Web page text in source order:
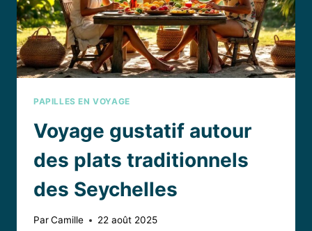
PAPILLES EN VOYAGE
Voyage gustatif autour
des plats traditionnels
des Seychelles
ParCamille 22 août 2025